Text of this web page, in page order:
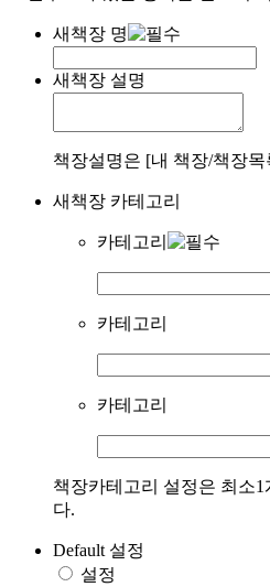
새책장 명
새책장 설명
책장설명은 [내 책장/책장
새책장 카테고리
카테고리
카테고리
카테고리
책장카테고리 설정은 최소1
다.
Default 설정
설정